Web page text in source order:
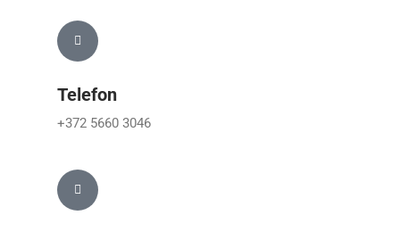
Telefon
+372 5660 3046